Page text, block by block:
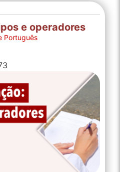
e operadores
Português